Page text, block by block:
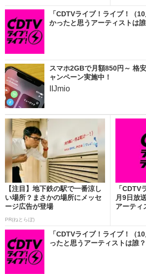
「CDTVライブ！ライブ！（
かったと思うアーティストは
スマホ2GBで月額850円～ 格
ャンペーン実施中！
IIJmio
【注目】地下鉄の駅で一番涼し
い場所？まさかの場所にメッセ
ージ広告が登場
PR(ねとらぼ)
「CDTV
月9日放
アーティ
「CDTVライブ！ライブ！（
ったと思うアーティストは誰